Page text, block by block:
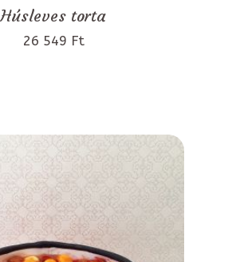
Húsleves torta
26 549 Ft